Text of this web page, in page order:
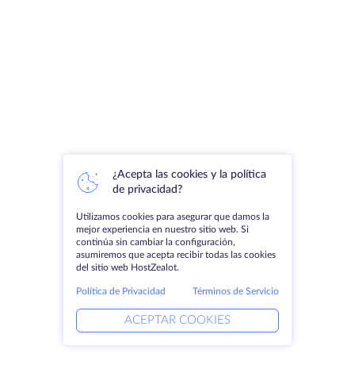
¿Acepta las cookies y la política
de privacidad?
Utilizamos cookies para asegurar que damos la
mejor experiencia en nuestro sitio web. Si
continúa sin cambiar la configuración,
asumiremos que acepta recibir todas las cookies
del sitio web HostZealot.
Política de Privacidad Términos de Servicio
ACEPTAR COOKIES